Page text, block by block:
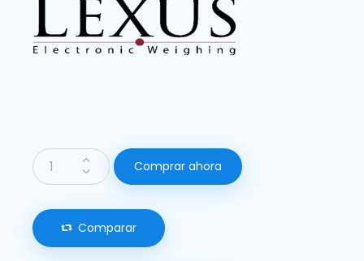
Comprar ahora
Comparar